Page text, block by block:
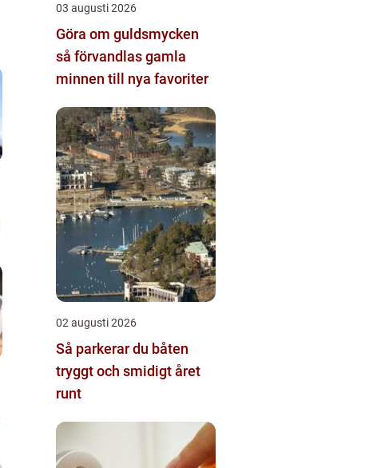
03 augusti 2026
Göra om guldsmycken
så förvandlas gamla
minnen till nya favoriter
02 augusti 2026
Så parkerar du båten
tryggt och smidigt året
runt